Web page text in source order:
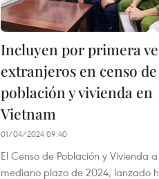
Incluyen por primera
extranjeros en censo de
población y vivienda en
Vietnam
01/04/2024 09:40
El Censo de Población y Vivienda a
mediano plazo de 2024, lanzado